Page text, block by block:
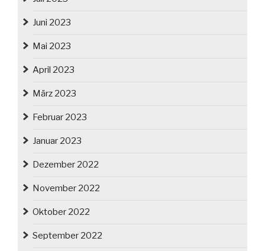
Juni 2023
Mai 2023
April 2023
März 2023
Februar 2023
Januar 2023
Dezember 2022
November 2022
Oktober 2022
September 2022